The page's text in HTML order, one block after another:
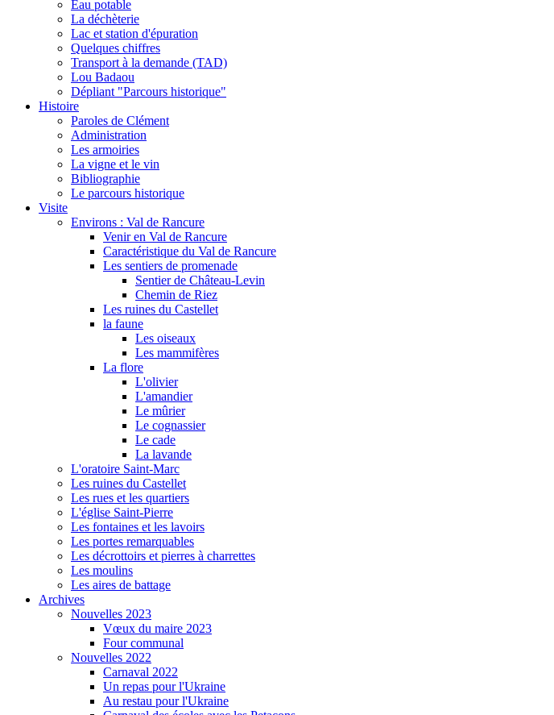
Eau potable
La déchèterie
Lac et station d'épuration
Quelques chiffres
Transport à la demande (TAD)
Lou Badaou
Dépliant "Parcours historique"
Histoire
Paroles de Clément
Administration
Les armoiries
La vigne et le vin
Bibliographie
Le parcours historique
Visite
Environs : Val de Rancure
Venir en Val de Rancure
Caractéristique du Val de Rancure
Les sentiers de promenade
Sentier de Château-Levin
Chemin de Riez
Les ruines du Castellet
la faune
Les oiseaux
Les mammifères
La flore
L'olivier
L'amandier
Le mûrier
Le cognassier
Le cade
La lavande
L'oratoire Saint-Marc
Les ruines du Castellet
Les rues et les quartiers
L'église Saint-Pierre
Les fontaines et les lavoirs
Les portes remarquables
Les décrottoirs et pierres à charrettes
Les moulins
Les aires de battage
Archives
Nouvelles 2023
Vœux du maire 2023
Four communal
Nouvelles 2022
Carnaval 2022
Un repas pour l'Ukraine
Au restau pour l'Ukraine